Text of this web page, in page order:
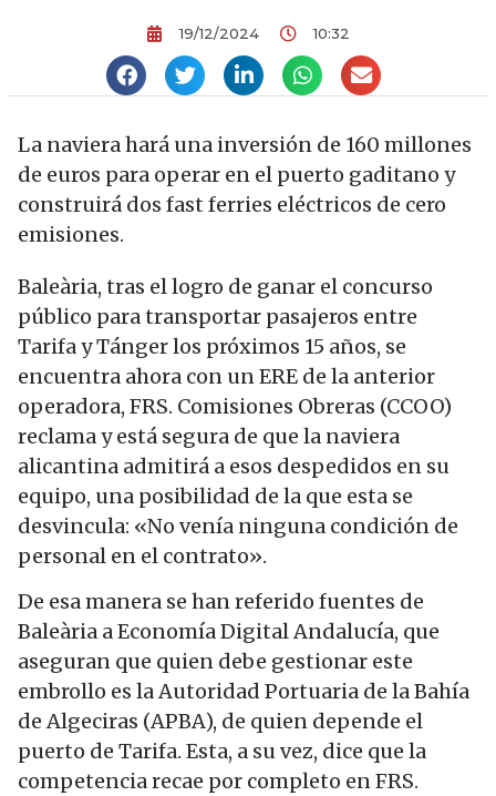
19/12/2024 10:32
La naviera hará una inversión de 160 millones
de euros para operar en el puerto gaditano y
construirá dos fast ferries eléctricos de cero
emisiones.
Baleària, tras el logro de ganar el concurso
público para transportar pasajeros entre
Tarifa y Tánger los próximos 15 años, se
encuentra ahora con un ERE de la anterior
operadora, FRS. Comisiones Obreras (CCOO)
reclama y está segura de que la naviera
alicantina admitirá a esos despedidos en su
equipo, una posibilidad de la que esta se
desvincula: «No venía ninguna condición de
personal en el contrato».
De esa manera se han referido fuentes de
Baleària a Economía Digital Andalucía, que
aseguran que quien debe gestionar este
embrollo es la Autoridad Portuaria de la Bahía
de Algeciras (APBA), de quien depende el
puerto de Tarifa. Esta, a su vez, dice que la
competencia recae por completo en FRS.